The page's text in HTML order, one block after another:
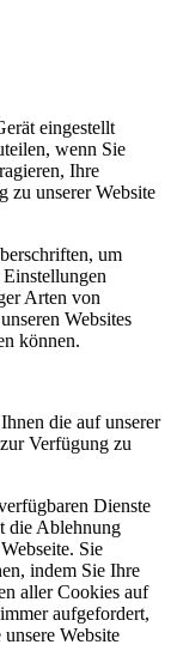
eingestellt
wenn Sie
Ihre
zu unserer Website
um
Arten von
Websites
können.
die auf unserer
Verfügung zu
Dienste
die Ablehnung
Sie
indem Sie Ihre
aller Cookies auf
aufgefordert,
Website